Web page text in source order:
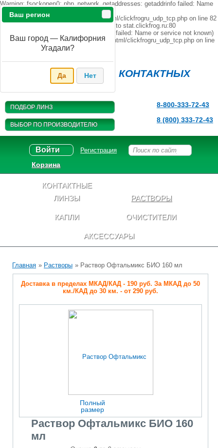
Warning: fsockopen(): php_network_getaddresses: getaddrinfo failed: Name
or service not known in
/home/s/sanaevkf/opticfree.ru/public_html/clickfrogru_udp_tcp.php on line 82
Warning: fsockopen(): unable to connect to stat.clickfrog.ru:80
(php_network_getaddresses: getaddrinfo failed: Name or service not known)
in /home/s/sanaevkf/opticfree.ru/public_html/clickfrogru_udp_tcp.php on line
Магазин КОНТАКТНЫХ
ЛИНЗ
ПОДБОР ЛИНЗ
ВЫБОР ПО ПРОИЗВОДИТЕЛЮ
8-800-333-72-43
8 (800) 333-72-43
Войти Регистрация
Корзина
КОНТАКТНЫЕ
ЛИНЗЫ
РАСТВОРЫ
КАПЛИ ОЧИСТИТЕЛИ
АКСЕССУАРЫ
Главная » Растворы » Раствор Офтальмикс БИО 160 мл
Доставка в пределах МКАД/КАД - 190 руб. За МКАД до 50
км./КАД до 30 км. - от 290 руб.
Полный
размер
Раствор Офтальмикс БИО 160
мл
Ваш регион
Ваш город — Калифорния
Угадали?
Да Нет